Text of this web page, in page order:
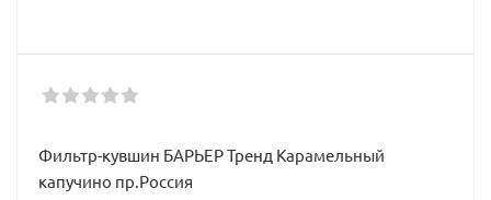
Фильтр-кувшин БАРЬЕР Тренд Карамельный
капучино пр.Россия